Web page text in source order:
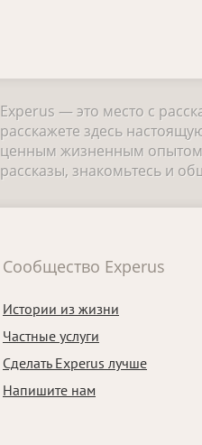
Experus — это место с
расскажете здесь
ценным жизненным опытом.
рассказы, знакомьтесь и
Сообщество Experus
Истории из жизни
Частные услуги
Сделать Experus лучше
Напишите нам